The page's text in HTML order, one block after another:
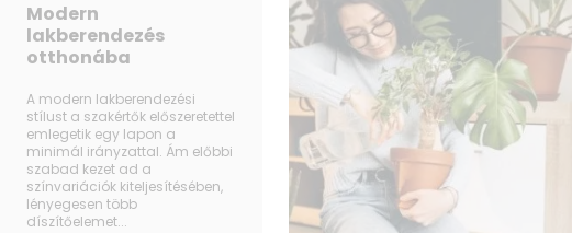
Modern
lakberendezés
otthonába
A modern lakberendezési
stílust a szakértők előszeretettel
emlegetik egy lapon a
minimál irányzattal. Ám előbbi
szabad kezet ad a
színvariációk kiteljesítésében,
lényegesen több
díszítőelemet...